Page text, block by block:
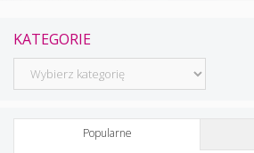
KATEGORIE
Kategorie
Popularne